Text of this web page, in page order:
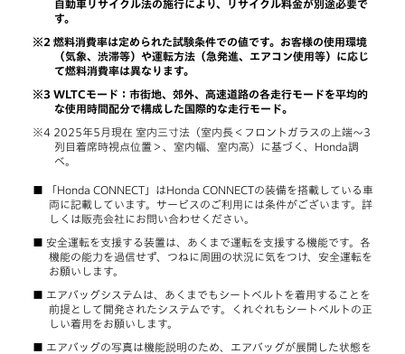
自動車リサイクル法の施行により、リサイクル料金が別途必要で
す。
燃料消費率は定められた試験条件での値です。お客様の使用環境
（気象、渋滞等）や運転方法（急発進、エアコン使用等）に応じ
て燃料消費率は異なります。
WLTCモード：市街地、郊外、高速道路の各走行モードを平均的
な使用時間配分で構成した国際的な走行モード。
2025年5月現在 室内三寸法（室内長＜フロントガラスの上端～3
列目着席時視点位置＞、室内幅、室内高）に基づく、Honda調
べ。
「Honda CONNECT」はHonda CONNECTの装備を搭載している車
両に記載しています。サービスのご利用には条件がございます。詳
しくは販売会社にお問い合わせください。
安全運転を支援する装置は、あくまで運転を支援する機能です。各
機能の能力を過信せず、つねに周囲の状況に気をつけ、安全運転を
お願いします。
エアバッグシステムは、あくまでもシートベルトを着用することを
前提として開発されたシステムです。くれぐれもシートベルトの正
しい着用をお願いします。
エアバッグの写真は機能説明のため、エアバッグが展開した状態を